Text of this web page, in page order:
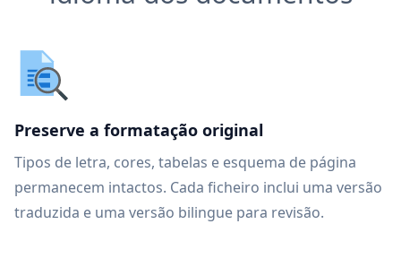
Preserve a formatação original
Tipos de letra, cores, tabelas e esquema de página
permanecem intactos. Cada ficheiro inclui uma versão
traduzida e uma versão bilingue para revisão.